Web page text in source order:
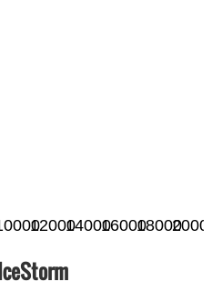
12000140001600018000
IceStorm